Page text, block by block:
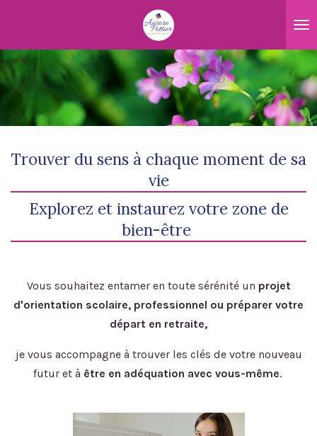
contenu
principal
Trouver du sens à chaque moment de sa
vie
Explorez et instaurez votre zone de
bien-être
Vous souhaitez entamer en toute sérénité un projet
d'orientation scolaire, professionnel ou préparer votre
départ en retraite,
je vous accompagne à trouver les clés de votre nouveau
futur et à être en adéquation avec vous-même.